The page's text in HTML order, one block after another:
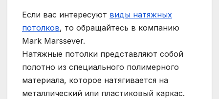
Если вас интересуют виды натяжных
потолков, то обращайтесь в компанию
Mark Marssever.
Натяжные потолки представляют собой
полотно из специального полимерного
материала, которое натягивается на
металлический или пластиковый каркас.